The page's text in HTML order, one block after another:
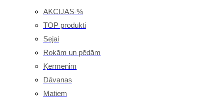
AKCIJAS-%
TOP produkti
Sejai
Rokām un pēdām
Ķermenim
Dāvanas
Matiem